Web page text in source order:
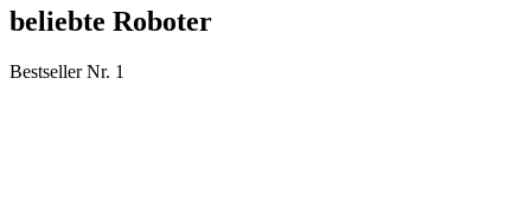
beliebte Roboter
Bestseller Nr. 1